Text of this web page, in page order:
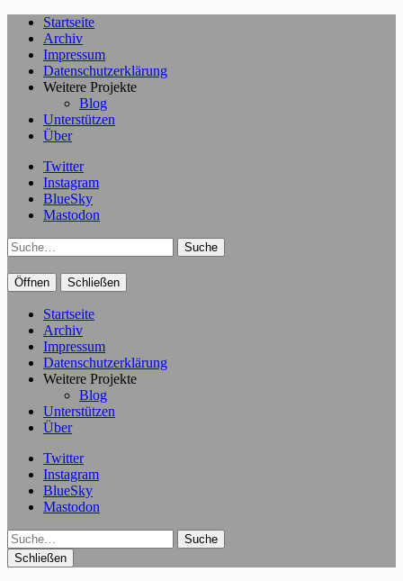
Startseite
Archiv
Impressum
Datenschutzerklärung
Weitere Projekte
Blog
Unterstützen
Über
Twitter
Instagram
BlueSky
Mastodon
Suche
Öffnen Schließen
Startseite
Archiv
Impressum
Datenschutzerklärung
Weitere Projekte
Blog
Unterstützen
Über
Twitter
Instagram
BlueSky
Mastodon
Suche
Schließen